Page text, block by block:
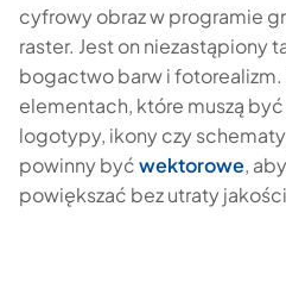
cyfrowy obraz w programie
raster. Jest on niezastąpiony
bogactwo barw i fotorealizm.
elementach, które muszą
logotypy, ikony czy
powinny byćwektorowe,
powiększać bez utraty